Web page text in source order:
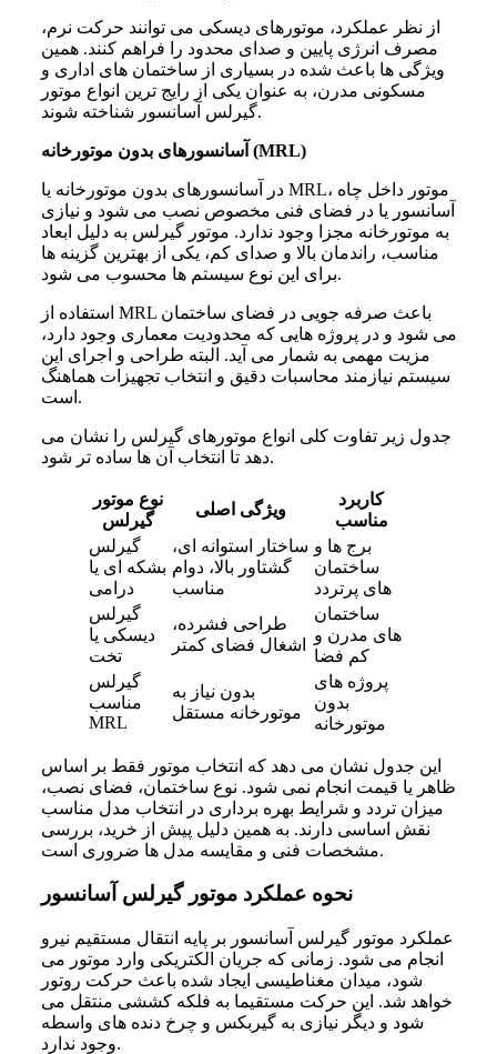
از نظر عملکرد، موتورهای دیسکی می توانند حرکت نرم،
مصرف انرژی پایین و صدای محدود را فراهم کنند. همین
ویژگی ها باعث شده در بسیاری از ساختمان های اداری و
مسکونی مدرن، به عنوان یکی از رایج ترین انواع موتور
گیرلس آسانسور شناخته شوند.
آسانسورهای بدون موتورخانه (MRL)
در آسانسورهای بدون موتورخانه یا MRL، موتور داخل چاه
آسانسور یا در فضای فنی مخصوص نصب می شود و نیازی
به موتورخانه مجزا وجود ندارد. موتور گیرلس به دلیل ابعاد
مناسب، راندمان بالا و صدای کم، یکی از بهترین گزینه ها
برای این نوع سیستم ها محسوب می شود.
استفاده از MRL باعث صرفه جویی در فضای ساختمان
می شود و در پروژه هایی که محدودیت معماری وجود دارد،
مزیت مهمی به شمار می آید. البته طراحی و اجرای این
سیستم نیازمند محاسبات دقیق و انتخاب تجهیزات هماهنگ
است.
جدول زیر تفاوت کلی انواع موتورهای گیرلس را نشان می
دهد تا انتخاب آن ها ساده تر شود.
نوع موتور
گیرلس
ویژگی اصلی
کاربرد
مناسب
گیرلس
بشکه ای یا
درامی
ساختار استوانه ای،
گشتاور بالا، دوام
مناسب
برج ها و
ساختمان
های پرتردد
گیرلس
دیسکی یا
تخت
طراحی فشرده،
اشغال فضای کمتر
ساختمان
های مدرن و
کم فضا
گیرلس
مناسب
MRL
بدون نیاز به
موتورخانه مستقل
پروژه های
بدون
موتورخانه
این جدول نشان می دهد که انتخاب موتور فقط بر اساس
ظاهر یا قیمت انجام نمی شود. نوع ساختمان، فضای نصب،
میزان تردد و شرایط بهره برداری در انتخاب مدل مناسب
نقش اساسی دارند. به همین دلیل پیش از خرید، بررسی
مشخصات فنی و مقایسه مدل ها ضروری است.
نحوه عملکرد موتور گیرلس آسانسور
عملکرد موتور گیرلس آسانسور بر پایه انتقال مستقیم نیرو
انجام می شود. زمانی که جریان الکتریکی وارد موتور می
شود، میدان مغناطیسی ایجاد شده باعث حرکت روتور
خواهد شد. این حرکت مستقیما به فلکه کششی منتقل می
شود و دیگر نیازی به گیربکس و چرخ دنده های واسطه
وجود ندارد.